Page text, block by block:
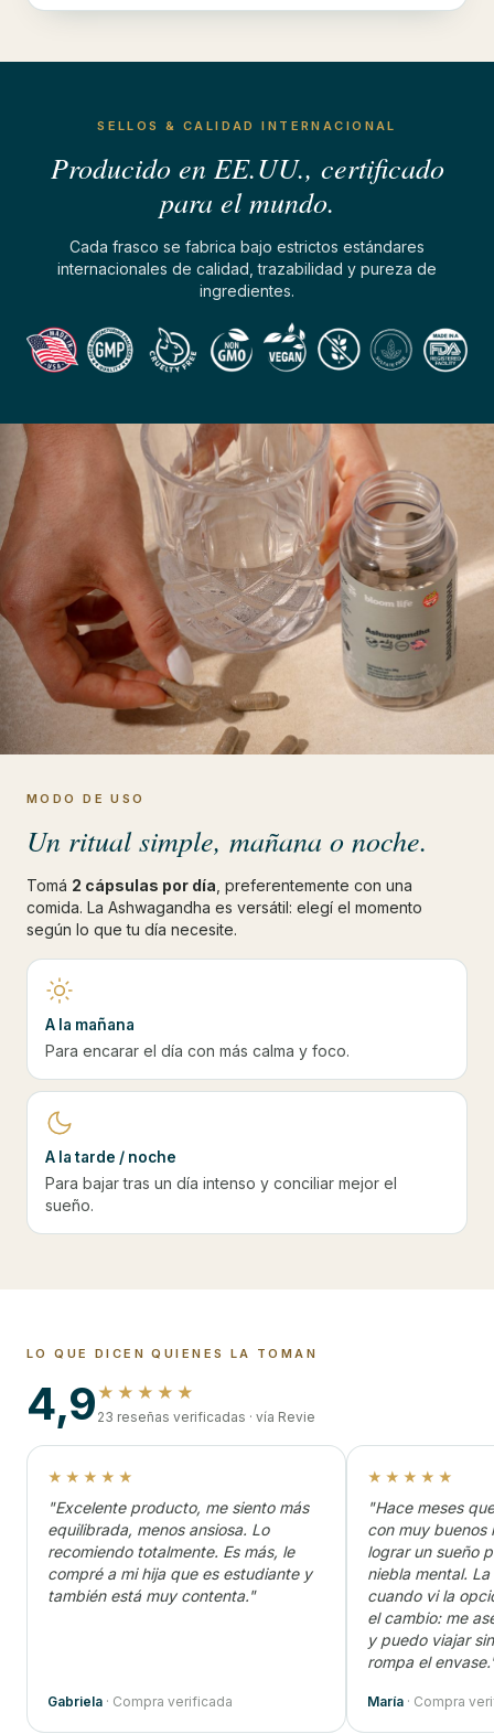
SELLOS & CALIDAD INTERNACIONAL
Producido en EE.UU., certificado
para el mundo.
Cada frasco se fabrica bajo estrictos estándares
internacionales de calidad, trazabilidad y pureza de
ingredientes.
MODO DE USO
Un ritual simple, mañana o noche.
Tomá 2 cápsulas por día, preferentemente con una
comida. La Ashwagandha es versátil: elegí el momento
según lo que tu día necesite.
A la mañana
Para encarar el día con más calma y foco.
A la tarde / noche
Para bajar tras un día intenso y conciliar mejor el
sueño.
LO QUE DICEN QUIENES LA TOMAN
4,9★★★★★
23 reseñas verificadas · vía Revie
★★★★★
"Excelente producto, me siento más
equilibrada, menos ansiosa. Lo
recomiendo totalmente. Es más, le
compré a mi hija que es estudiante y
también está muy contenta."
Gabriela · Compra verificada
★★★★★
"Hace meses
con muy buenos
lograr un sueño
niebla mental.
cuando vi la
el cambio: me
y puedo viajar
rompa el
María · Compra